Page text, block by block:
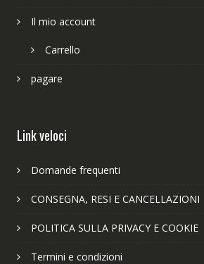
Il mio account
Carrello
pagare
Link veloci
Domande frequenti
CONSEGNA, RESI E CANCELLAZIONI
POLITICA SULLA PRIVACY E COOKIE
Termini e condizioni